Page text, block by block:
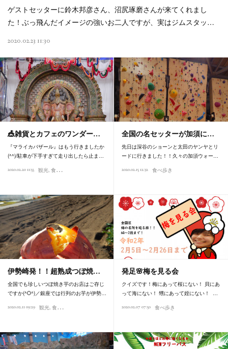
ゲストセッターに鈴木邦彦さん、沼尻琢磨さんが来てくれまし
た！ぶっ飛んだイメージの強いお二人ですが、実はジムスタッ…
2020.02.23 11:30
🎪雑貨とカフェのワンダー…
『マライカバザール』はもう行きましたか
(^^)/駐車が下手すぎて走り出したら止ま…
2020.02.20 11:55 観光 食べ歩き
全国の名セッターが加須に…
先日は深谷のショーンと太田のヤンヤとリ
ードに行きました！！久々の加須ウォー…
2020.02.15 12:32 食べ歩き
伊勢崎発！！超熟成つぼ焼…
全国でも珍しいつぼ焼き芋のお店はご存じ
ですか(^O^)／銀座では行列のお芋が伊勢…
2020.02.11 09:29 観光 食べ歩き
発足🌸梅を見る会
クイズです！梅にあって桜にない！ 貝にあ
って海にない！ 甥にあって姪にない！ …
2020.02.07 07:50 食べ歩き